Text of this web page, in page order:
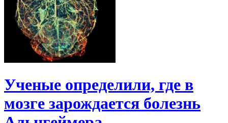
Ученые определили, где в
мозге зарождается болезнь